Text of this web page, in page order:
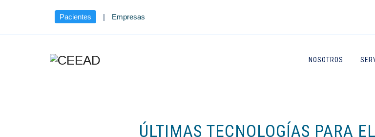
Pacientes | Empresas
NOSOTROS
ÚLTIMAS TECNOLOGÍAS PARA